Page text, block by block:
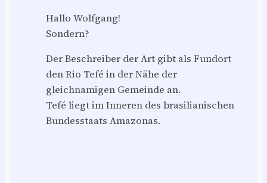
Hallo Wolfgang!
Sondern?
Der Beschreiber der Art gibt als Fundort
den Rio Tefé in der Nähe der
gleichnamigen Gemeinde an.
Tefé liegt im Inneren des brasilianischen
Bundesstaats Amazonas.